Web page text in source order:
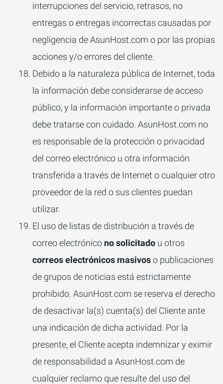
interrupciones del servicio, retrasos, no
entregas o entregas incorrectas causadas por
negligencia de AsunHost.com o por las propias
acciones y/o errores del cliente.
Debido a la naturaleza pública de Internet, toda
la información debe considerarse de acceso
público, y la información importante o privada
debe tratarse con cuidado. AsunHost.com no
es responsable de la protección o privacidad
del correo electrónico u otra información
transferida a través de Internet o cualquier otro
proveedor de la red o sus clientes puedan
utilizar.
El uso de listas de distribución a través de
correo electrónico no solicitado u otros
correos electrónicos masivoso publicaciones
de grupos de noticias está estrictamente
prohibido. AsunHost.com se reserva el derecho
de desactivar la(s) cuenta(s) del Cliente ante
una indicación de dicha actividad. Por la
presente, el Cliente acepta indemnizar y eximir
de responsabilidad a AsunHost.com de
cualquier reclamo que resulte del uso del